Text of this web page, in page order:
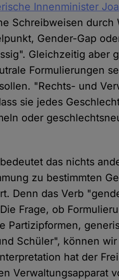
Innenminister
Schreibweisen durch
Gender-Gap
Gleichzeitig aber
Formulierungen
"Rechts- und
sie jedes
oder
das nichts
zu bestimmten
Denn das Verb
Frage, ob
Partizipformen,
Schüler", können
hat der
Verwaltungsapparat